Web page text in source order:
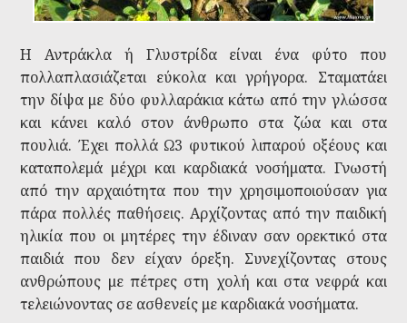
Η Αντράκλα ή Γλυστρίδα είναι ένα φύτο που
πολλαπλασιάζεται εύκολα και γρήγορα. Σταματάει
την δίψα με δύο φυλλαράκια κάτω από την γλώσσα
και κάνει καλό στον άνθρωπο στα ζώα και στα
πουλιά. Έχει πολλά Ω3 φυτικού λιπαρού οξέους και
καταπολεμά μέχρι και καρδιακά νοσήματα. Γνωστή
από την αρχαιότητα που την χρησιμοποιούσαν για
πάρα πολλές παθήσεις. Αρχίζοντας από την παιδική
ηλικία που οι μητέρες την έδιναν σαν ορεκτικό στα
παιδιά που δεν είχαν όρεξη. Συνεχίζοντας στους
ανθρώπους με πέτρες στη χολή και στα νεφρά και
τελειώνοντας σε ασθενείς με καρδιακά νοσήματα.